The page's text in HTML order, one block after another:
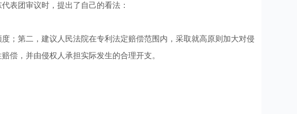
表团审议时，提出了自己的看法：
；第二，建议人民法院在专利法定赔偿范围内，采取就高原则加大对侵
偿，并由侵权人承担实际发生的合理开支。